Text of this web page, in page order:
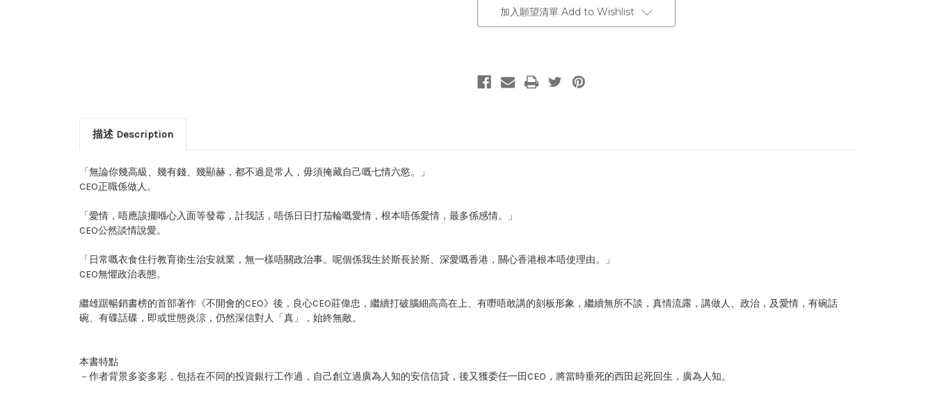
加入願望清單 Add to Wishlist
描述 Description
「無論你幾高級、幾有錢、幾顯赫，都不過是常人，毋須掩藏自己嘅七情六慾。」
CEO正職係做人。
「愛情，唔應該擺喺心入面等發霉，計我話，唔係日日打茄輪嘅愛情，根本唔係愛情，最多係感情。」
CEO公然談情說愛。
「日常嘅衣食住行教育衛生治安就業，無一樣唔關政治事。呢個係我生於斯長於斯、深愛嘅香港，關心香港根本唔使理由。」
CEO無懼政治表態。
繼雄踞暢銷書榜的首部著作《不開會的CEO》後，良心CEO莊偉忠，繼續打破腦細高高在上、有嘢唔敢講的刻板形象，繼續無所不談，真情流露，講做人、政治，及愛情，有碗話
碗、有碟話碟，即或世態炎涼，仍然深信對人「真」，始終無敵。
本書特點
－作者背景多姿多彩，包括在不同的投資銀行工作過，自己創立過廣為人知的安信信貸，後又獲委任一田CEO，將當時垂死的西田起死回生，廣為人知。